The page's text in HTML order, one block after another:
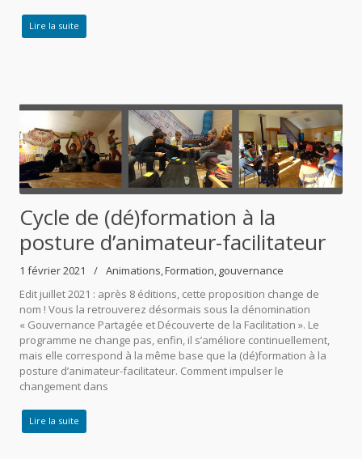
Lire la suite
Cycle de (dé)formation à la
posture d’animateur-facilitateur
1 février 2021 Animations Formation gouvernance
Edit juillet 2021 : après 8 éditions, cette proposition change de
nom ! Vous la retrouverez désormais sous la dénomination
« Gouvernance Partagée et Découverte de la Facilitation ». Le
programme ne change pas, enfin, il s’améliore continuellement,
mais elle correspond à la même base que la (dé)formation à la
posture d’animateur-facilitateur. Comment impulser le
changement dans
Lire la suite